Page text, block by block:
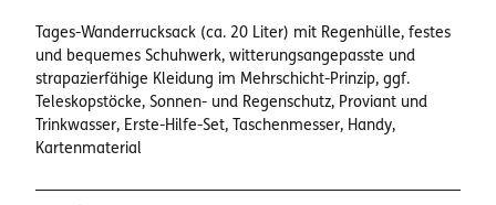
Tages-Wanderrucksack (ca. 20 Liter) mit Regenhülle, festes
und bequemes Schuhwerk, witterungsangepasste und
strapazierfähige Kleidung im Mehrschicht-Prinzip, ggf.
Teleskopstöcke, Sonnen- und Regenschutz, Proviant und
Trinkwasser, Erste-Hilfe-Set, Taschenmesser, Handy,
Kartenmaterial